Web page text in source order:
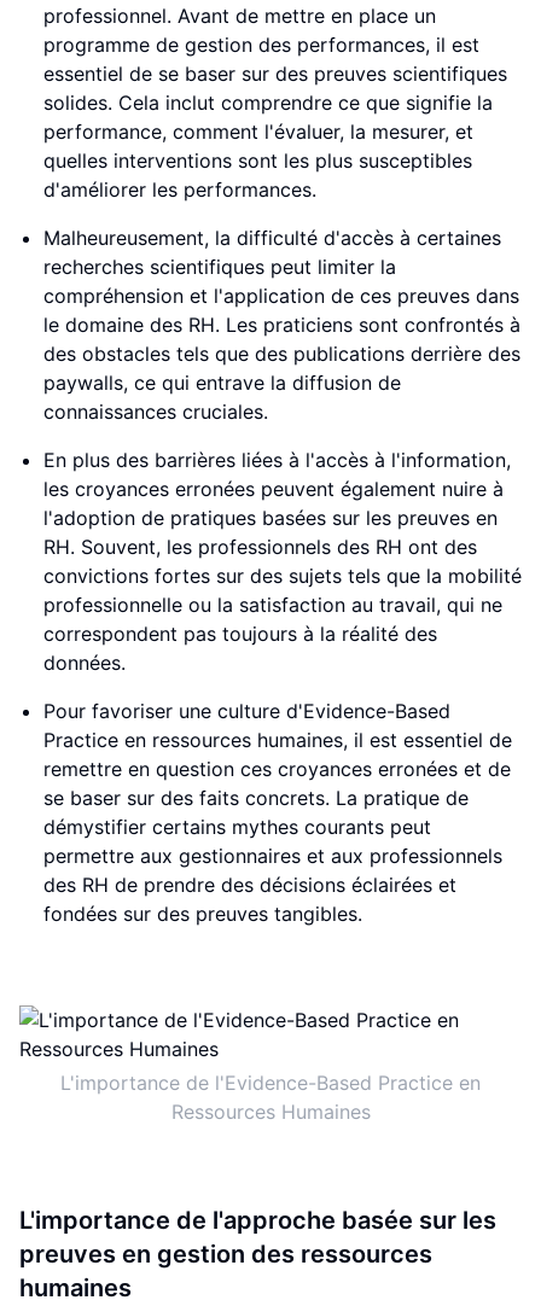
professionnel. Avant de mettre en place un
programme de gestion des performances, il est
essentiel de se baser sur des preuves scientifiques
solides. Cela inclut comprendre ce que signifie la
performance, comment l'évaluer, la mesurer, et
quelles interventions sont les plus susceptibles
d'améliorer les performances.
Malheureusement, la difficulté d'accès à certaines
recherches scientifiques peut limiter la
compréhension et l'application de ces preuves dans
le domaine des RH. Les praticiens sont confrontés à
des obstacles tels que des publications derrière des
paywalls, ce qui entrave la diffusion de
connaissances cruciales.
En plus des barrières liées à l'accès à l'information,
les croyances erronées peuvent également nuire à
l'adoption de pratiques basées sur les preuves en
RH. Souvent, les professionnels des RH ont des
convictions fortes sur des sujets tels que la mobilité
professionnelle ou la satisfaction au travail, qui ne
correspondent pas toujours à la réalité des
données.
Pour favoriser une culture d'Evidence-Based
Practice en ressources humaines, il est essentiel de
remettre en question ces croyances erronées et de
se baser sur des faits concrets. La pratique de
démystifier certains mythes courants peut
permettre aux gestionnaires et aux professionnels
des RH de prendre des décisions éclairées et
fondées sur des preuves tangibles.
L'importance de l'Evidence-Based Practice en
Ressources Humaines
L'importance de l'approche basée sur les
preuves en gestion des ressources
humaines